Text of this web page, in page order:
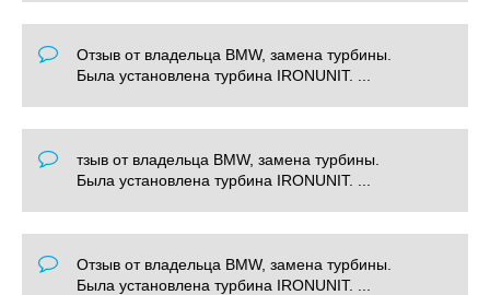
Отзыв от владельца BMW, замена турбины.
Была установлена турбина IRONUNIT. ...
тзыв от владельца BMW, замена турбины.
Была установлена турбина IRONUNIT. ...
Отзыв от владельца BMW, замена турбины.
Была установлена турбина IRONUNIT. ...